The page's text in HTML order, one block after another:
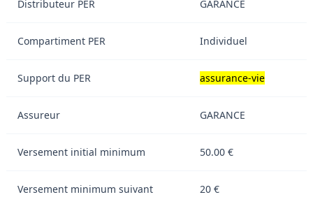
Distributeur PER GARANCE
Compartiment PER Individuel
Support du PER assurance-vie
Assureur GARANCE
Versement initial minimum 50.00 €
Versement minimum suivant 20 €